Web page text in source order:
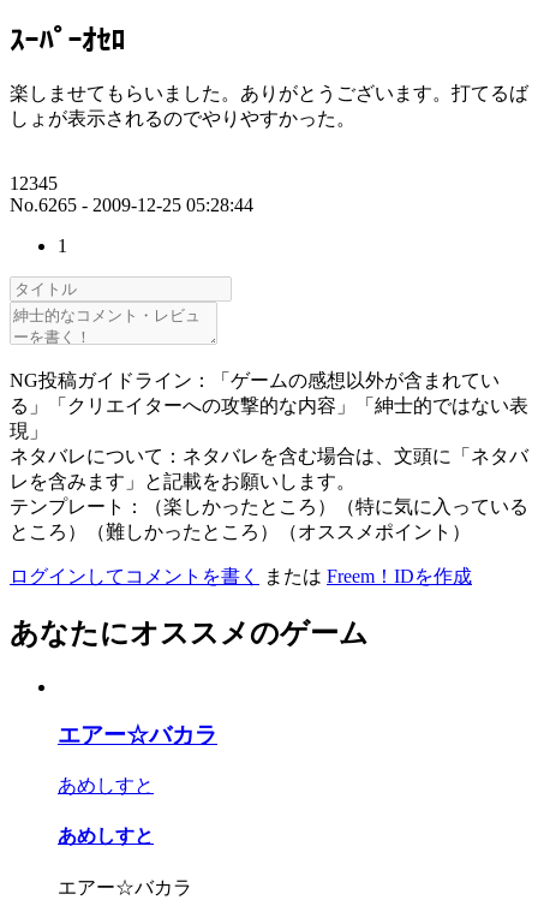
ｽｰﾊﾟｰｵｾﾛ
楽しませてもらいました。ありがとうございます。打てるば
しょが表示されるのでやりやすかった。
12345
No.6265 - 2009-12-25 05:28:44
1
NG投稿ガイドライン：「ゲームの感想以外が含まれてい
る」「クリエイターへの攻撃的な内容」「紳士的ではない表
現」
ネタバレについて：ネタバレを含む場合は、文頭に「ネタバ
レを含みます」と記載をお願いします。
テンプレート：（楽しかったところ）（特に気に入っている
ところ）（難しかったところ）（オススメポイント）
ログインしてコメントを書く または Freem！IDを作成
あなたにオススメのゲーム
エアー☆バカラ
あめしすと
あめしすと
エアー☆バカラ